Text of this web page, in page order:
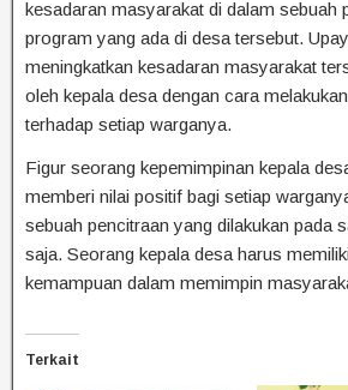
kesadaran masyarakat di dalam sebuah
program yang ada di desa tersebut.
meningkatkan kesadaran masyarakat
oleh kepala desa dengan cara
terhadap setiap warganya.
Figur seorang kepemimpinan kepala
memberi nilai positif bagi setiap
sebuah pencitraan yang dilakukan pada
saja. Seorang kepala desa harus
kemampuan dalam memimpin
Terkait